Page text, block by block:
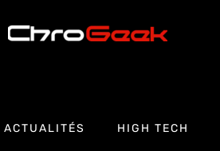
ACTUALITÉS HIGH TECH